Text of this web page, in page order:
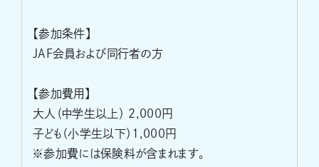
【参加条件】
JAF会員および同行者の方
【参加費用】
大人（中学生以上） 2,000円
子ども（小学生以下）1,000円
※参加費には保険料が含まれます。